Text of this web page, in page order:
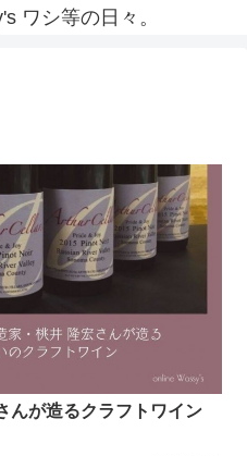
ワシ等の日々。
んが造るクラフトワイン